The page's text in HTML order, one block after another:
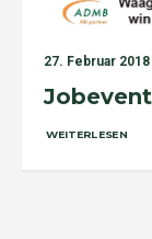
27. Februar 2018
WEITERLESEN